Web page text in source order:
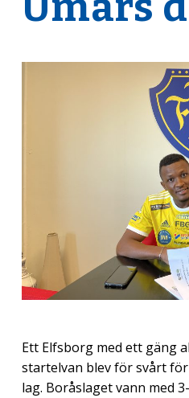
Ett Elfsborg med ett gäng
startelvan blev för svårt för
lag. Boråslaget vann med